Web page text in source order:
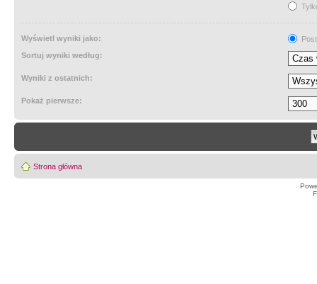
Wyświetl wyniki jako:
Sortuj wyniki według:
Wyniki z ostatnich:
Pokaż pierwsze:
Strona główna